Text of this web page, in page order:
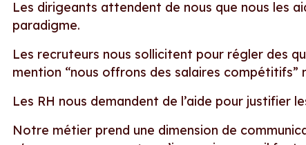
Les dirigeants attendent de nous que nous les
paradigme.
Les recruteurs nous sollicitent pour régler des
mention “nous offrons des salaires compétitifs”
Les RH nous demandent de l’aide pour justifier
Notre métier prend une dimension de